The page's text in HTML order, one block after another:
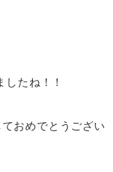
たね！！
おめでとうござい